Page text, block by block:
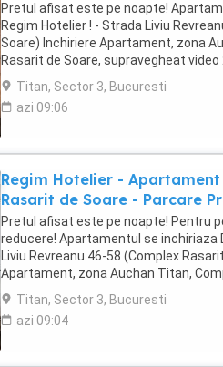
Pretul afisat este pe noapte!
Regim Hotelier ! - Strada Liviu
Soare) Inchiriere Apartament, zona
Rasarit de Soare, supravegheat
Apartamentul este complet mobilat ...
Titan, Sector 3, Bucuresti
azi 09:06
Regim Hotelier -
Rasarit de Soare - Parcare
Pretul afisat este pe noapte! Pentru
reducere! Apartamentul se inchiriaza
Liviu Revreanu 46-58 (Complex
Apartament, zona Auchan Titan,
Soare, supravegheat video 24 24 + ...
Titan, Sector 3, Bucuresti
azi 09:04